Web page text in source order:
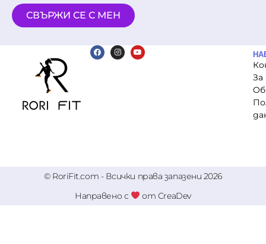
СВЪРЖИ СЕ С МЕН
За
© RoriFit.com - Всички права запазени 2026
Направено с
от CreaDev